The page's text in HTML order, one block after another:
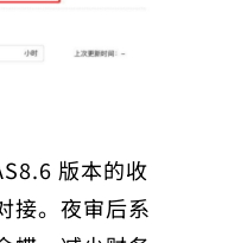
版本的收
接。夜审后系